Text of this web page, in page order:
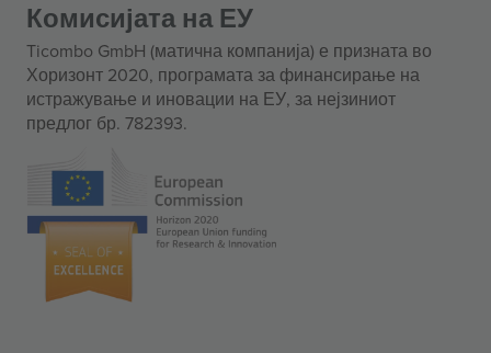
Комисијата на ЕУ
Ticombo GmbH (матична компанија) е призната во
Хоризонт 2020, програмата за финансирање на
истражување и иновации на ЕУ, за нејзиниот
предлог бр. 782393.